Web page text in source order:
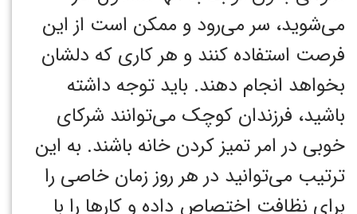
می‌شوید، سر می‌رود و ممکن است از این
فرصت استفاده کنند و هر کاری که دلشان
بخواهد انجام دهند. باید توجه داشته
باشید، فرزندان کوچک می‌توانند شرکای
خوبی در امر تمیز کردن خانه باشند. به این
ترتیب می‌توانید در هر روز زمان خاصی را
برای نظافت اختصاص داده و کارها را با